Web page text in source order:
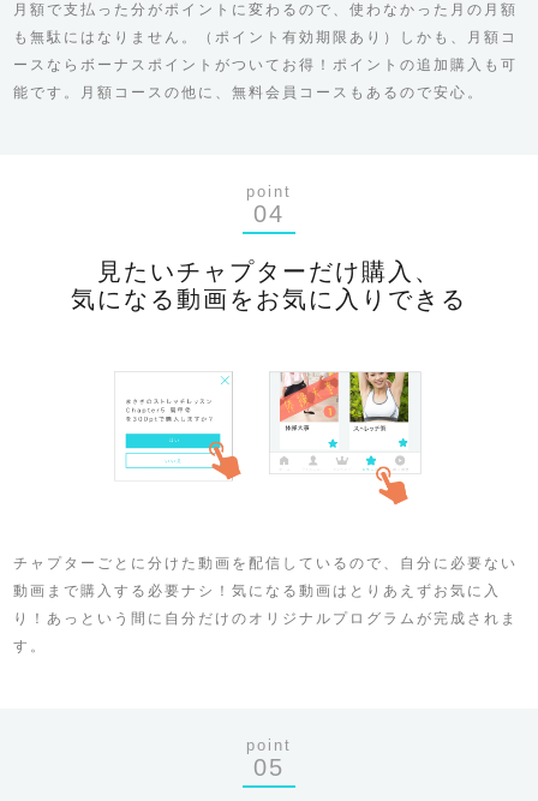
月額で支払った分がポイントに変わるので、使わなかった月の月額
も無駄にはなりません。（ポイント有効期限あり）しかも、月額コ
ースならボーナスポイントがついてお得！ポイントの追加購入も可
能です。月額コースの他に、無料会員コースもあるので安心。
point
04
見たいチャプターだけ購入、
気になる動画をお気に入りできる
チャプターごとに分けた動画を配信しているので、自分に必要ない
動画まで購入する必要ナシ！気になる動画はとりあえずお気に入
り！あっという間に自分だけのオリジナルプログラムが完成されま
す。
point
05